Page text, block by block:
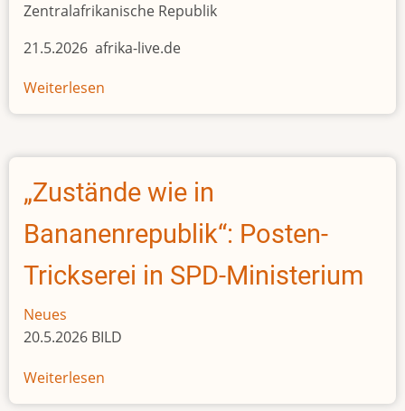
Zentralafrikanische Republik
21.5.2026 afrika-live.de
Weiterlesen
Verbreitung
Dokumente
nimmt
extrem
zu
„Zustände wie in
Bananenrepublik“: Posten-
Trickserei in SPD-Ministerium
Neues
20.5.2026 BILD
Weiterlesen
„Zustände